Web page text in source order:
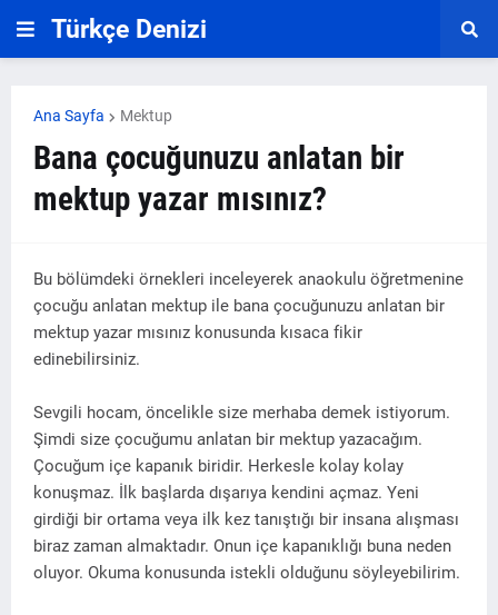
Türkçe Denizi
Ana Sayfa Mektup
Bana çocuğunuzu anlatan bir
mektup yazar mısınız?
Bu bölümdeki örnekleri inceleyerek anaokulu öğretmenine
çocuğu anlatan mektup ile bana çocuğunuzu anlatan bir
mektup yazar mısınız konusunda kısaca fikir
edinebilirsiniz.
Sevgili hocam, öncelikle size merhaba demek istiyorum.
Şimdi size çocuğumu anlatan bir mektup yazacağım.
Çocuğum içe kapanık biridir. Herkesle kolay kolay
konuşmaz. İlk başlarda dışarıya kendini açmaz. Yeni
girdiği bir ortama veya ilk kez tanıştığı bir insana alışması
biraz zaman almaktadır. Onun içe kapanıklığı buna neden
oluyor. Okuma konusunda istekli olduğunu söyleyebilirim.